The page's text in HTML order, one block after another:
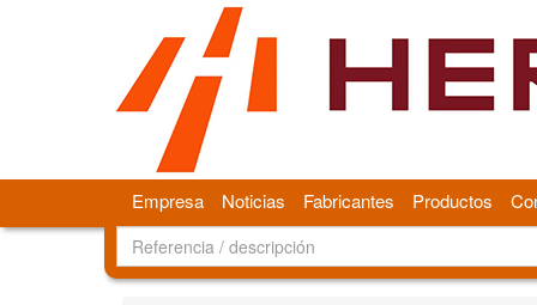
Empresa Noticias Fabricantes Productos